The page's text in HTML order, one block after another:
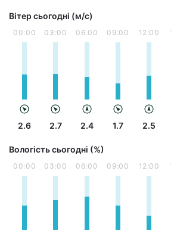
Вітер сьогодні (м/с)
00:00
2.6
03:00
2.7
06:00
2.4
09:00
1.7
12:00
2.5
Вологість сьогодні (%)
00:00 03:00 06:00 09:00 12:00